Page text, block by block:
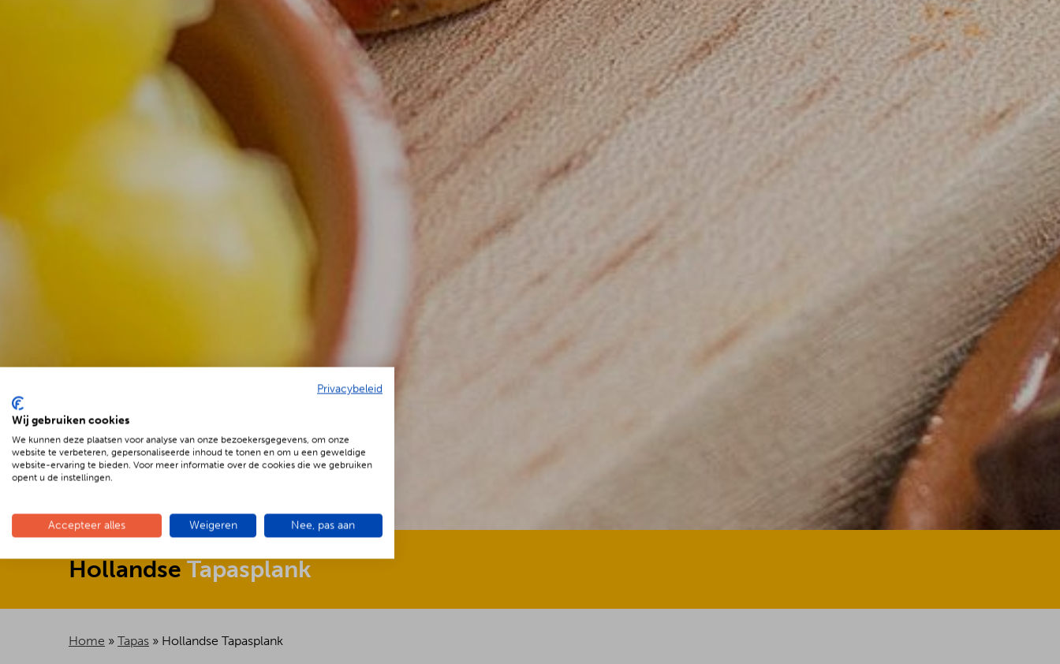
€59.95 p.p.
Hollandse Tapasplank
Home » Tapas » Hollandse Tapasplank
Privacybeleid
Wij gebruiken cookies
We kunnen deze plaatsen voor analyse van onze bezoekersgegevens, om onze
website te verbeteren, gepersonaliseerde inhoud te tonen en om u een geweldige
website-ervaring te bieden. Voor meer informatie over de cookies die we gebruiken
opent u de instellingen.
Accepteer alles Weigeren Nee, pas aan